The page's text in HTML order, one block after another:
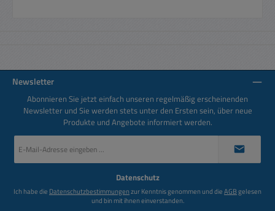
Newsletter
Abonnieren Sie jetzt einfach unseren regelmäßig erscheinenden
Newsletter und Sie werden stets unter den Ersten sein, über neue
Produkte und Angebote informiert werden.
Mail-
Datenschutz
Ich habe die Datenschutzbestimmungenzur Kenntnis genommen und dieAGBgelesen
und bin mit ihnen einverstanden.